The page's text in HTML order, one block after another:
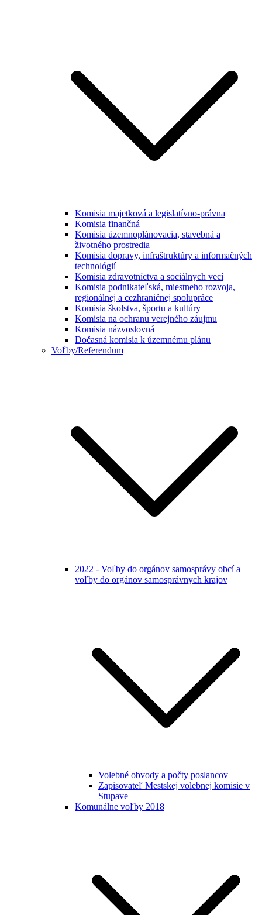
Komisia majetková a legislatívno-právna
Komisia finančná
Komisia územnoplánovacia, stavebná a
životného prostredia
Komisia dopravy, infraštruktúry a informačných
technológií
Komisia zdravotníctva a sociálnych vecí
Komisia podnikateľská, miestneho rozvoja,
regionálnej a cezhraničnej spolupráce
Komisia školstva, športu a kultúry
Komisia na ochranu verejného záujmu
Komisia názvoslovná
Dočasná komisia k územnému plánu
Voľby/Referendum
2022 - Voľby do orgánov samosprávy obcí a
voľby do orgánov samosprávnych krajov
Volebné obvody a počty poslancov
Zapisovateľ Mestskej volebnej komisie v
Stupave
Komunálne voľby 2018